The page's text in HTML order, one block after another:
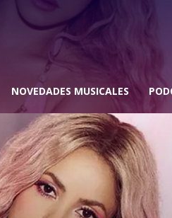
NOVEDADES MUSICALES